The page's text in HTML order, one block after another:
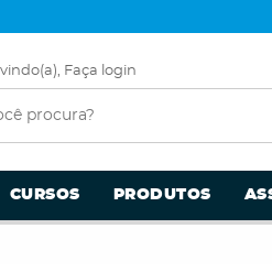
Faça login
CURSOS PRODUTOS